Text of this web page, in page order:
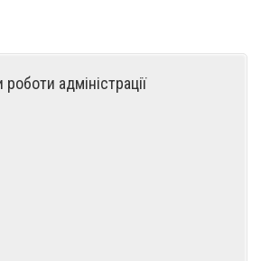
адміністрації